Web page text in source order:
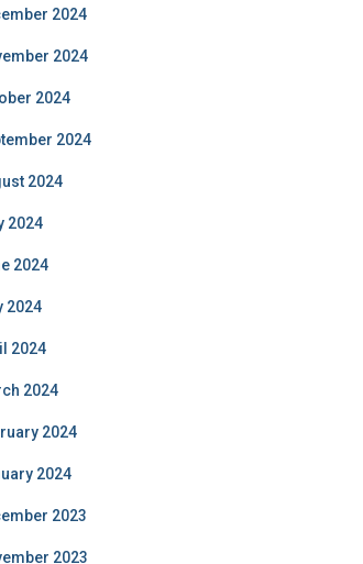
2024
2024
2024
2024
2024
2024
2024
2024
2024
2024
2024
2024
2023
2023